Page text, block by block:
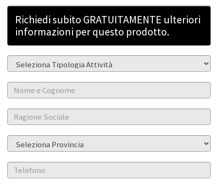
Richiedi subito GRATUITAMENTE ulteriori
informazioni per questo prodotto.